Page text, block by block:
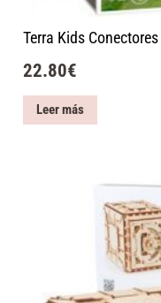
Terra Kids
22.80€
Leer más